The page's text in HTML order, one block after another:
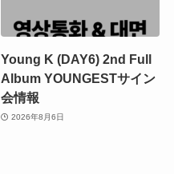
Young K (DAY6) 2nd Full
Album YOUNGESTサイン
会情報
2026年8月6日